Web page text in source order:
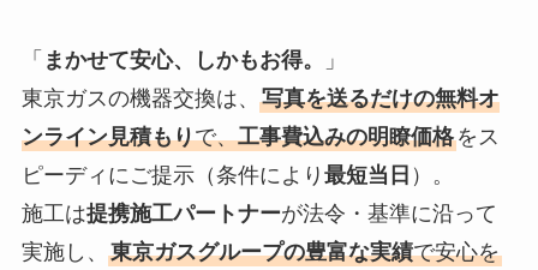
「 まかせて安心、しかもお得。
」
東京ガスの機器交換は、 写真を送るだけの無料オ
ンライン見積もりで、工事費込みの明瞭価格をス
ピーディにご提示（条件により 最短当日 ）。
施工は提携施工パートナーが法令・基準に沿って
実施し、 東京ガスグループの豊富な実績で安心を